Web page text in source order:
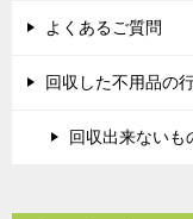
よくあるご質問
回収した不用品の
回収出来ないも